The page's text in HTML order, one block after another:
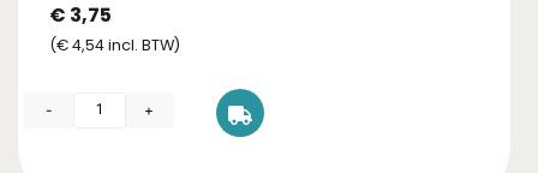
€ 3,75
(€4,54incl. BTW)
- +